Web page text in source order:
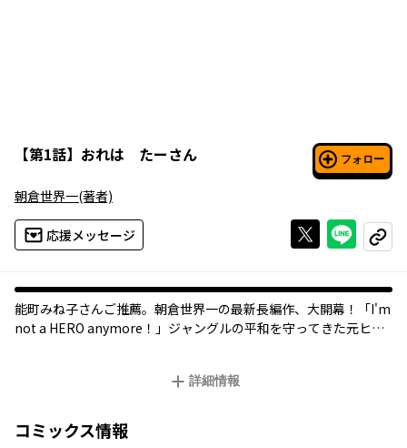
【第1話】 おれは たーさん フォロー
朝倉世界一(著者)
応援メッセージ Xで投稿する
ライン
コピー
能町みね子さんご推薦。朝倉世界一の最新長編作、大開幕！「I'm
not a HERO anymore！」ジャングルの平和を守ってきた元ヒー
フを楽しもう！ 『デボネア・ドライブ』『春山町サーバンツ』
ロー・アクション（？）、スタート！
詳細情報
コミックス情報